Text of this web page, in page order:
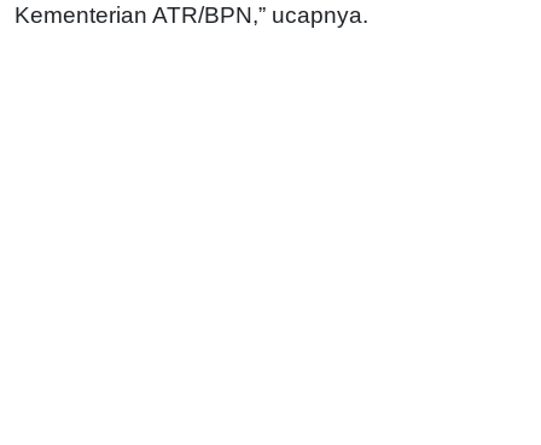
Kementerian ATR/BPN,” ucapnya.